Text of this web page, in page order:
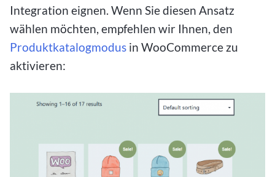
Integration eignen. Wenn Sie diesen Ansatz
wählen möchten, empfehlen wir Ihnen, den
Produktkatalogmodus in WooCommerce zu
aktivieren: